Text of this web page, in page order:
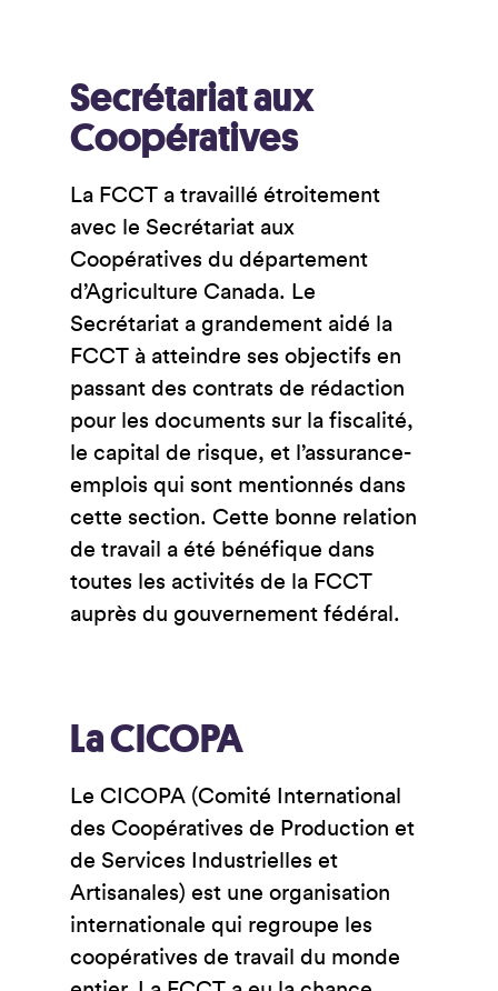
Secrétariat aux
Coopératives
La FCCT a travaillé étroitement
avec le Secrétariat aux
Coopératives du département
d’Agriculture Canada. Le
Secrétariat a grandement aidé la
FCCT à atteindre ses objectifs en
passant des contrats de rédaction
pour les documents sur la fiscalité,
le capital de risque, et l’assurance-
emplois qui sont mentionnés dans
cette section. Cette bonne relation
de travail a été bénéfique dans
toutes les activités de la FCCT
auprès du gouvernement fédéral.
La CICOPA
Le CICOPA (Comité International
des Coopératives de Production et
de Services Industrielles et
Artisanales) est une organisation
internationale qui regroupe les
coopératives de travail du monde